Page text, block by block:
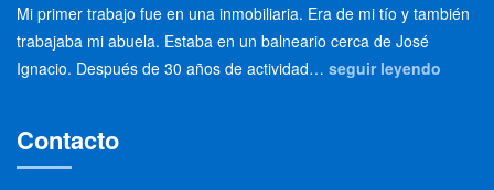
Mi primer trabajo fue en una inmobiliaria. Era de mi tío y también
trabajaba mi abuela. Estaba en un balneario cerca de José
Ignacio. Después de 30 años de actividad… seguir leyendo
Contacto